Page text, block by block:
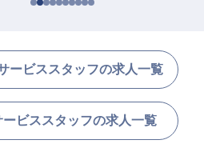
ービススタッフの求人一覧
ビススタッフの求人一覧